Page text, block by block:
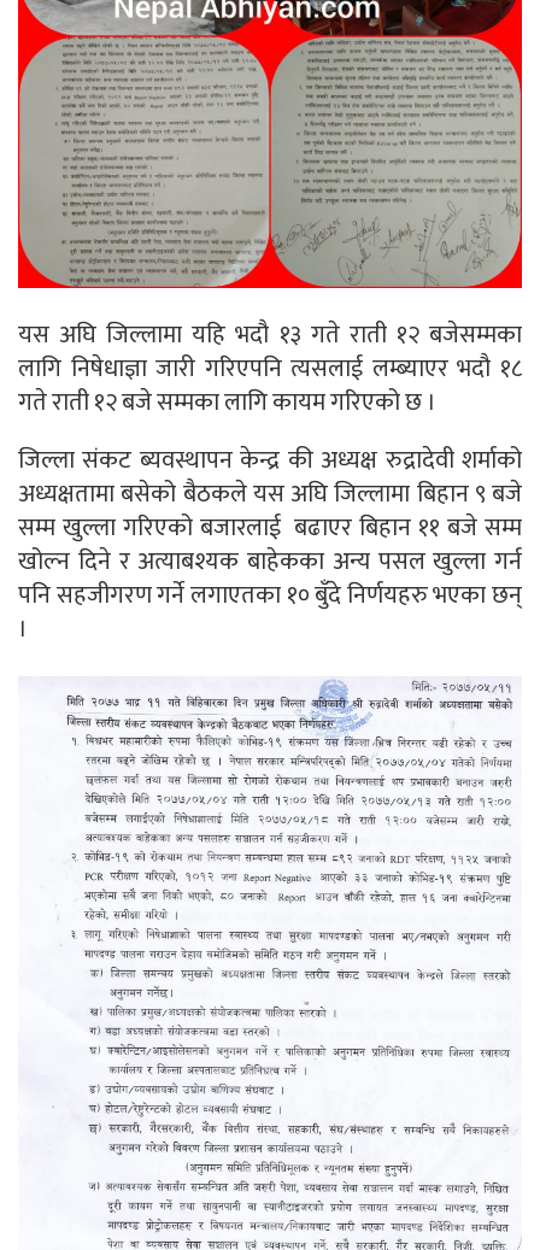
यस अघि जिल्लामा यहि भदौ १३ गते राती १२ बजेसम्मका
लागि निषेधाज्ञा जारी गरिएपनि त्यसलाई लम्ब्याएर भदौ १८
गते राती १२ बजे सम्मका लागि कायम गरिएको छ ।
जिल्ला संकट ब्यवस्थापन केन्द्र की अध्यक्ष रुद्रादेवी शर्माको
अध्यक्षतामा बसेको बैठकले यस अघि जिल्लामा बिहान ९ बजे
सम्म खुल्ला गरिएको बजारलाई बढाएर बिहान ११ बजे सम्म
खोल्न दिने र अत्याबश्यक बाहेकका अन्य पसल खुल्ला गर्न
पनि सहजीगरण गर्ने लगाएतका १० बुँदे निर्णयहरु भएका छन्
।